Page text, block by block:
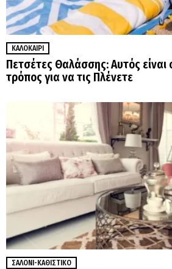
ΚΑΛΟΚΑΊΡΙ
Πετσέτες Θαλάσσης: Αυτός είναι
τρόπος για να τις Πλένετε
ΣΑΛΌΝΙ-ΚΑΘΙΣΤΙΚΌ